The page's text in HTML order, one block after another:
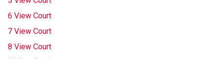
6 View Court
7 View Court
8 View Court